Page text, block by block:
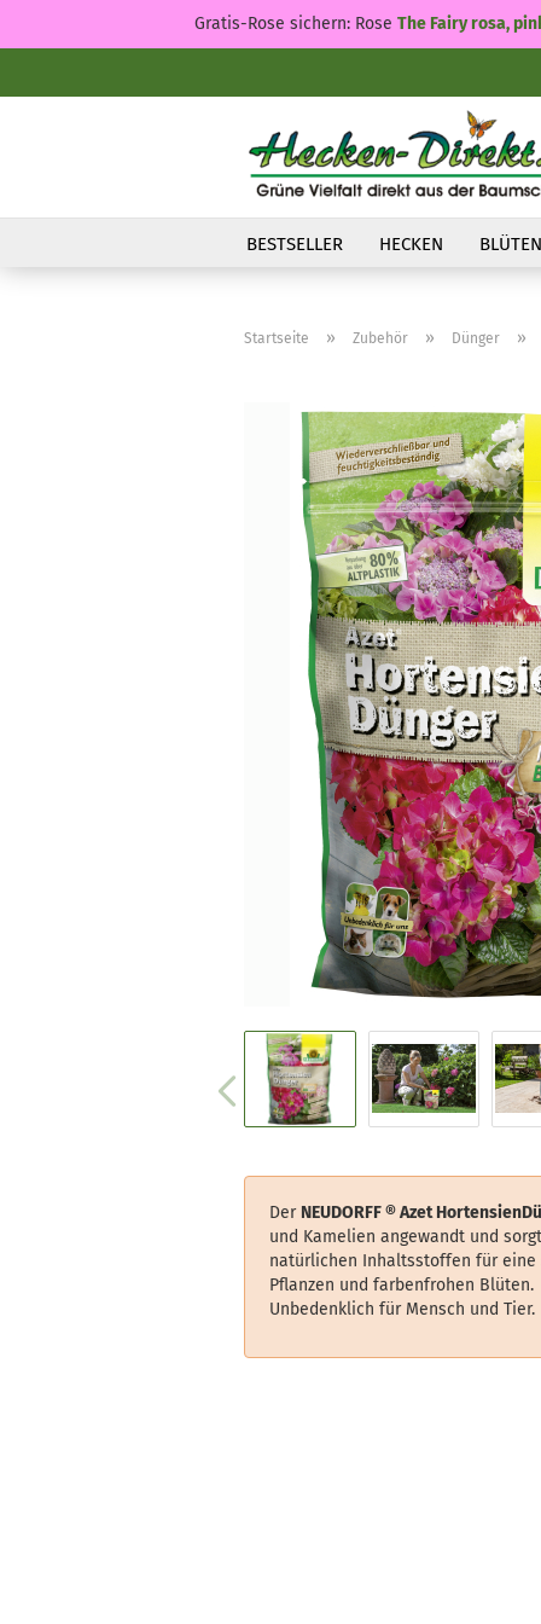
Gratis-Rose sichern: Rose The Fairy rosa,
BESTSELLER HECKEN
Startseite » Zubehör » Dünger »
Der NEUDORFF ®Azet
und Kamelien angewandt und
natürlichen Inhaltsstoffen für eine
Pflanzen und farbenfrohen Blüten.
Unbedenklich für Mensch und Tier.